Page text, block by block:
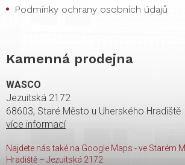
Podmínky ochrany osobních údajů
Kamenná prodejna
WASCO
Jezuitská 2172
68603, Staré Město u Uherského Hradiště
více informací
Najdete nás také na Google Maps - ve Starém
Hradiště – Jezuitská 2172.